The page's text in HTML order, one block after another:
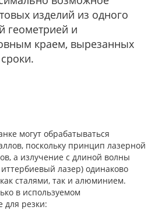
изделий из одного
геометрией и
краем, вырезанных
могут обрабатываться
поскольку принцип лазерной
а излучение с длиной волны
лазер) одинаково
сталями, так и алюминием.
в используемом
для резки: